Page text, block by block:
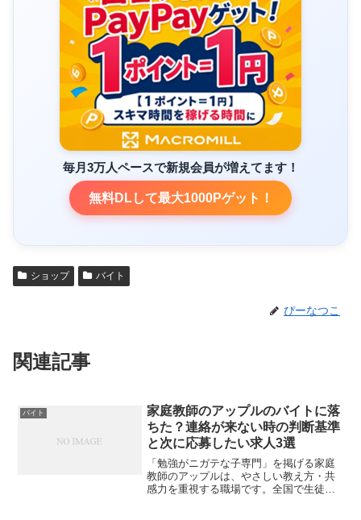
毎月3万人ペースで新規会員が増えてます！
無料DLして最大1000Pゲット！
ショップ バイト
ぴーなつこ
関連記事
バイト
家庭教師のアップルのバイトに落
ちた？連絡が来ない時の判断基準
と次に応募したい求人3選
「勉強がニガテな子専門」を掲げる家庭
教師のアップルは、やさしい教え方・共
感力を重視する職場です。全国で生徒を